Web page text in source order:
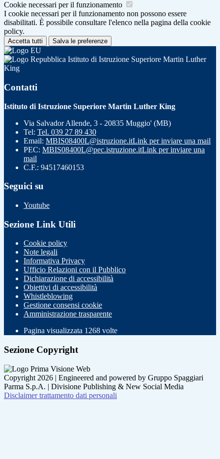
Cookie necessari per il funzionamento
I cookie necessari per il funzionamento non possono essere
disabilitati. È possibile consultare l'elenco nella pagina della cookie
policy.
Accetta tutti Salva le preferenze
Istituto di Istruzione Superiore Martin Luther
King
Contatti
Istituto di Istruzione Superiore Martin Luther King
Via Salvador Allende, 3 - 20835 Muggio' (MB)
Tel: Tel. 039 27 89 430
Email: MBIS08400L@istruzione.itLink per inviare una mail
PEC: MBIS08400L@pec.istruzione.itLink per inviare una
mail
C.F.: 94517460153
Seguici su
Youtube
Sezione Link Utili
Cookie policy
Note legali
Informativa Privacy
Ufficio Relazioni con il Pubblico
Dichiarazione di accessibilità
Obiettivi di accessibilità
Whistleblowing
Gestione consensi cookie
Amministrazione trasparente
Pagina visualizzata 1268 volte
Sezione Copyright
Copyright 2026 | Engineered and powered by Gruppo Spaggiari
Parma S.p.A. | Divisione Publishing & New Social Media
Disclaimer trattamento dati personali